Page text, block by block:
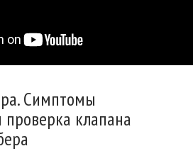
Симптомы
проверка клапана